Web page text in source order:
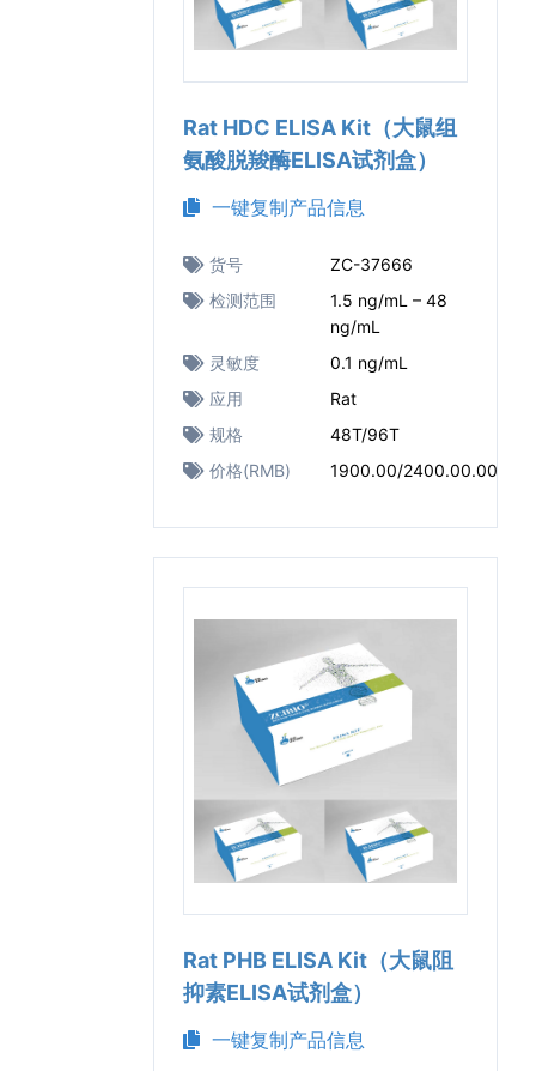
Rat HDC ELISA Kit（大鼠组
氨酸脱羧酶ELISA试剂盒）
一键复制产品信息
货号
ZC-37666
检测范围
1.5 ng/mL – 48
ng/mL
灵敏度
0.1 ng/mL
应用
Rat
规格
48T/96T
价格(RMB)
1900.00/2400.00.00
Rat PHB ELISA Kit（大鼠阻
抑素ELISA试剂盒）
一键复制产品信息